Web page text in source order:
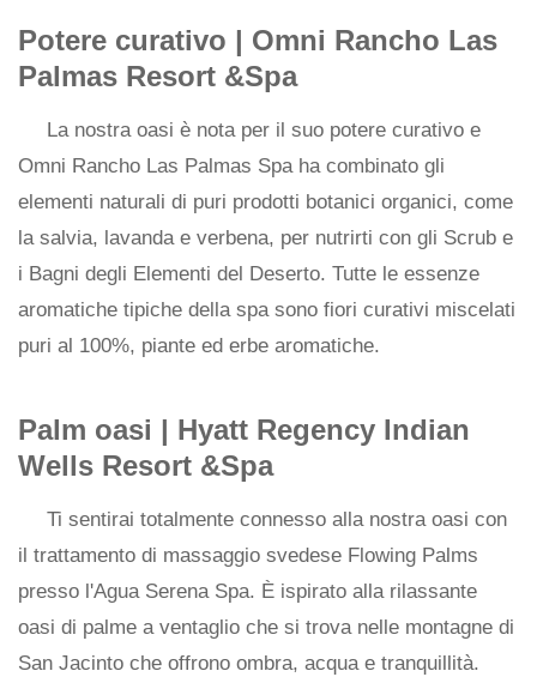
Potere curativo | Omni Rancho Las
Palmas Resort &Spa
La nostra oasi è nota per il suo potere curativo e
Omni Rancho Las Palmas Spa ha combinato gli
elementi naturali di puri prodotti botanici organici, come
la salvia, lavanda e verbena, per nutrirti con gli Scrub e
i Bagni degli Elementi del Deserto. Tutte le essenze
aromatiche tipiche della spa sono fiori curativi miscelati
puri al 100%, piante ed erbe aromatiche.
Palm oasi | Hyatt Regency Indian
Wells Resort &Spa
Ti sentirai totalmente connesso alla nostra oasi con
il trattamento di massaggio svedese Flowing Palms
presso l'Agua Serena Spa. È ispirato alla rilassante
oasi di palme a ventaglio che si trova nelle montagne di
San Jacinto che offrono ombra, acqua e tranquillità.